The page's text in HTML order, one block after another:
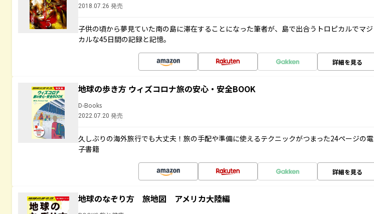
2018.07.26 発売
子供の頃から夢見ていた南の島に滞在することになった筆者が、島で出合うトロピカルでマジ
カルな45日間の記録と記憶。
詳細を見る
地球の歩き方 ウィズコロナ旅の安心・安全BOOK
D-Books
2022.07.20 発売
久しぶりの海外旅行でも大丈夫！旅の手配や準備に使えるテクニックがつまった24ページの電
子書籍
詳細を見る
地球のなぞり方 旅地図 アメリカ大陸編